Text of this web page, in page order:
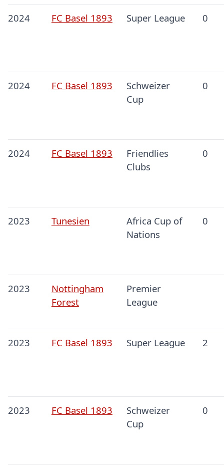
2024 FC Basel 1893 Super League 0
2024 FC Basel 1893
Schweizer
Cup
0
2024 FC Basel 1893
Friendlies
Clubs
0
2023 Tunesien
Africa Cup of
Nations
0
2023
Nottingham
Forest
Premier
League
2023 FC Basel 1893 Super League 2
2023 FC Basel 1893
Schweizer
Cup
0